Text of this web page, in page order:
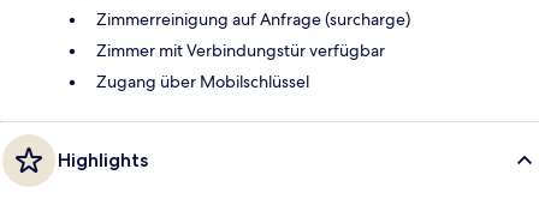
Zimmerreinigung auf Anfrage (surcharge)
Zimmer mit Verbindungstür verfügbar
Zugang über Mobilschlüssel
Highlights